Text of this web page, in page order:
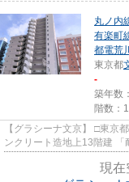
丸ノ内
有楽町
都電荒
東京都
-
築年数
階数：
【グラシーナ文京】 □東京都文京区大塚三丁目10-4 □2017年2月築 □鉄筋コ
ンクリート造地上13階建 「耐震等級2」と地震に強いマンションのご紹介です。
現在